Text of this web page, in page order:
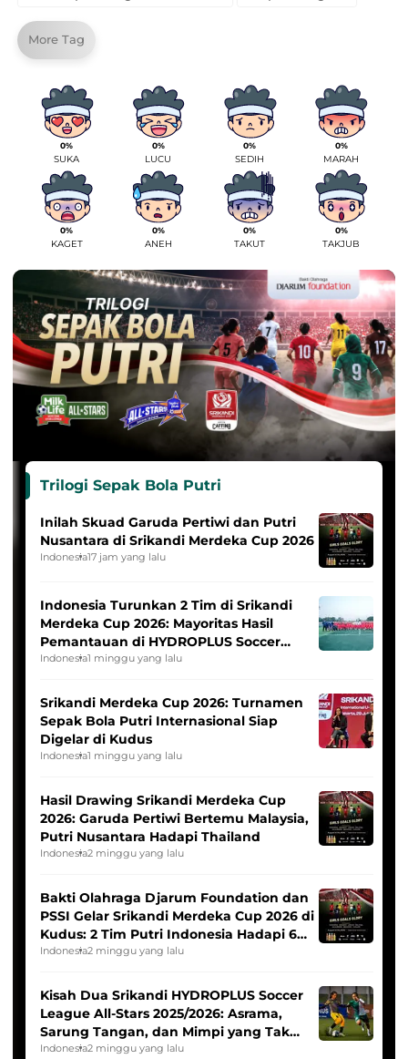
More Tag
0%
SUKA
0%
LUCU
0%
SEDIH
0%
MARAH
0%
KAGET
0%
ANEH
0%
TAKUT
0%
TAKJUB
Trilogi Sepak Bola Putri
Inilah Skuad Garuda Pertiwi dan Putri
Nusantara di Srikandi Merdeka Cup 2026
Indonesia17 jam yang lalu
Indonesia Turunkan 2 Tim di Srikandi
Merdeka Cup 2026: Mayoritas Hasil
Pemantauan di HYDROPLUS Soccer
League
Indonesia1 minggu yang lalu
Srikandi Merdeka Cup 2026: Turnamen
Sepak Bola Putri Internasional Siap
Digelar di Kudus
Indonesia1 minggu yang lalu
Hasil Drawing Srikandi Merdeka Cup
2026: Garuda Pertiwi Bertemu Malaysia,
Putri Nusantara Hadapi Thailand
Indonesia2 minggu yang lalu
Bakti Olahraga Djarum Foundation dan
PSSI Gelar Srikandi Merdeka Cup 2026 di
Kudus: 2 Tim Putri Indonesia Hadapi 6
Tim Asia
Indonesia2 minggu yang lalu
Kisah Dua Srikandi HYDROPLUS Soccer
League All-Stars 2025/2026: Asrama,
Sarung Tangan, dan Mimpi yang Tak
Pernah Padam
Indonesia2 minggu yang lalu